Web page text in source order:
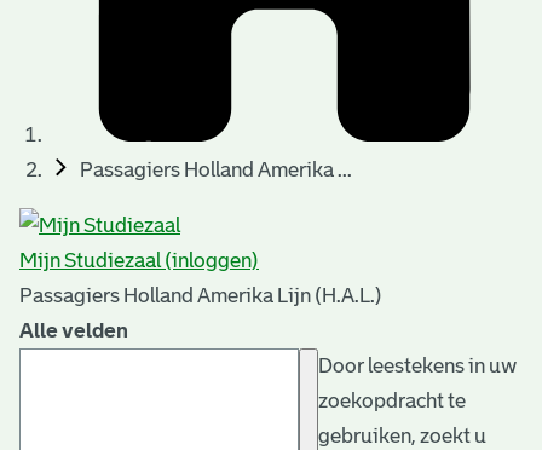
Passagiers Holland Amerika ...
Mijn Studiezaal (inloggen)
Passagiers Holland Amerika Lijn (H.A.L.)
Alle velden
Door leestekens in uw
zoekopdracht te
gebruiken, zoekt u